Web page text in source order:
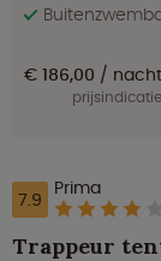
€ 186,00 nacht
prijsindicatie
7.9 Prima
Trappeur